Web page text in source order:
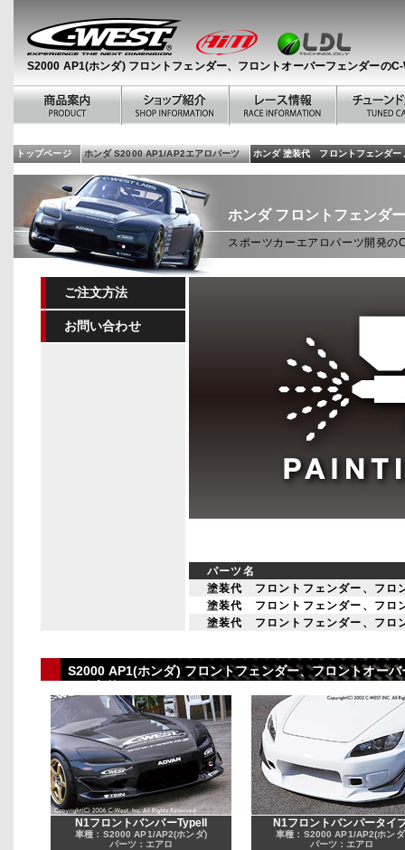
S2000 AP1(ホンダ) フロントフェンダー、フロントオーバーフェンダーのC-
トップページ ホンダ S2000 AP1/AP2エアロパーツ ホンダ 塗装代 フロントフェンダー
ホンダ フロントフェンダ
スポーツカーエアロパーツ開発
ご注文方法
お問い合わせ
パーツ名
塗装代 フロントフェンダー、フロ
塗装代 フロントフェンダー、フロ
塗装代 フロントフェンダー、フロ
S2000 AP1(ホンダ) フロントフェンダー、フロントオー
ーツあり
N1フロントバンパーTypeII
車種：S2000 AP1/AP2(ホンダ)
パーツ：エアロ
N1フロントバンパータイ
車種：S2000 AP1/AP2(ホン
パーツ：エアロ